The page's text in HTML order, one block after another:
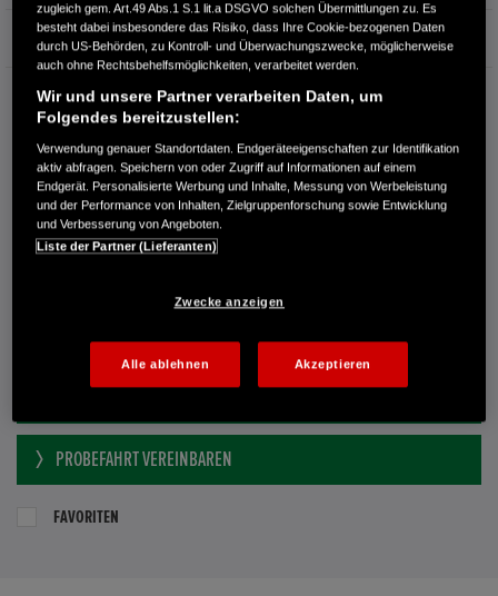
Garantie
AUTOHAUS KIRSCH
Horstring 4
RUFEN SIE UNS AN:
06341-50916
Händler kontaktieren
PROBEFAHRT VEREINBAREN
FAVORITEN
zugleich gem. Art.49 Abs.1 S.1 lit.a DSGVO solchen Übermittlungen zu. Es
besteht dabei insbesondere das Risiko, dass Ihre Cookie-bezogenen Daten
durch US-Behörden, zu Kontroll- und Überwachungszwecke, möglicherweise
auch ohne Rechtsbehelfsmöglichkeiten, verarbeitet werden.
Wir und unsere Partner verarbeiten Daten, um
Folgendes bereitzustellen:
Verwendung genauer Standortdaten. Endgeräteeigenschaften zur Identifikation
aktiv abfragen. Speichern von oder Zugriff auf Informationen auf einem
Endgerät. Personalisierte Werbung und Inhalte, Messung von Werbeleistung
und der Performance von Inhalten, Zielgruppenforschung sowie Entwicklung
und Verbesserung von Angeboten.
Liste der Partner (Lieferanten)
Zwecke anzeigen
Alle ablehnen Akzeptieren